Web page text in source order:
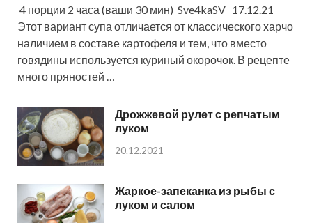
4 порции 2 часа (ваши 30 мин) Sve4kaSV 17.12.21
Этот вариант супа отличается от классического харчо
наличием в составе картофеля и тем, что вместо
говядины используется куриный окорочок. В рецепте
много пряностей …
Дрожжевой рулет с репчатым
луком
20.12.2021
Жаркое-запеканка из рыбы с
луком и салом